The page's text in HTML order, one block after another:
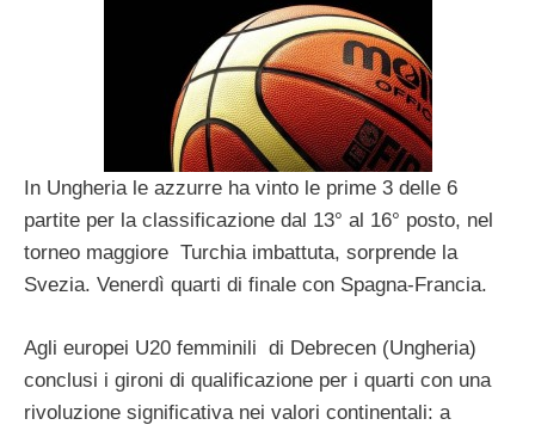
In Ungheria le azzurre ha vinto le prime 3 delle 6
partite per la classificazione dal 13° al 16° posto, nel
torneo maggiore Turchia imbattuta, sorprende la
Svezia. Venerdì quarti di finale con Spagna-Francia.
Agli europei U20 femminili di Debrecen (Ungheria)
conclusi i gironi di qualificazione per i quarti con una
rivoluzione significativa nei valori continentali: a